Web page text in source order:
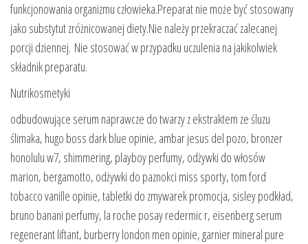
funkcjonowania organizmu człowieka.Preparat nie może być stosowany
jako substytut zróżnicowanej diety.Nie należy przekraczać zalecanej
porcji dziennej. Nie stosować w przypadku uczulenia na jakikolwiek
składnik preparatu.
Nutrikosmetyki
odbudowujące serum naprawcze do twarzy z ekstraktem ze śluzu
ślimaka, hugo boss dark blue opinie, ambar jesus del pozo, bronzer
honolulu w7, shimmering, playboy perfumy, odżywki do włosów
marion, bergamotto, odżywki do paznokci miss sporty, tom ford
tobacco vanille opinie, tabletki do zmywarek promocja, sisley podkład,
bruno banani perfumy, la roche posay redermic r, eisenberg serum
regenerant liftant, burberry london men opinie, garnier mineral pure